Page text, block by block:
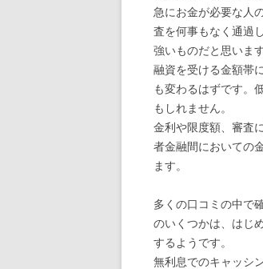
急にお金が必要な人
査を何事もなく通過
強いものだと思います
融資を受ける金額帯
も変わるはずです。
もしれません。
金利や限度額、審査
者金融間においての
ます。
多くの口コミの中で
のいくつかは、はじ
するようです。
無利息でのキャッシ